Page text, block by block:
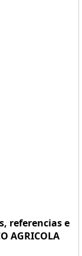
referencias e
AGRICOLA